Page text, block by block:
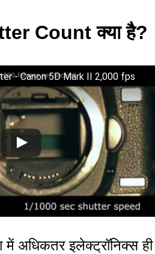
Count क्या है?
- Canon 5D Mark II 2,000 fps
अधिकतर इलेक्ट्रॉनिक्स ही